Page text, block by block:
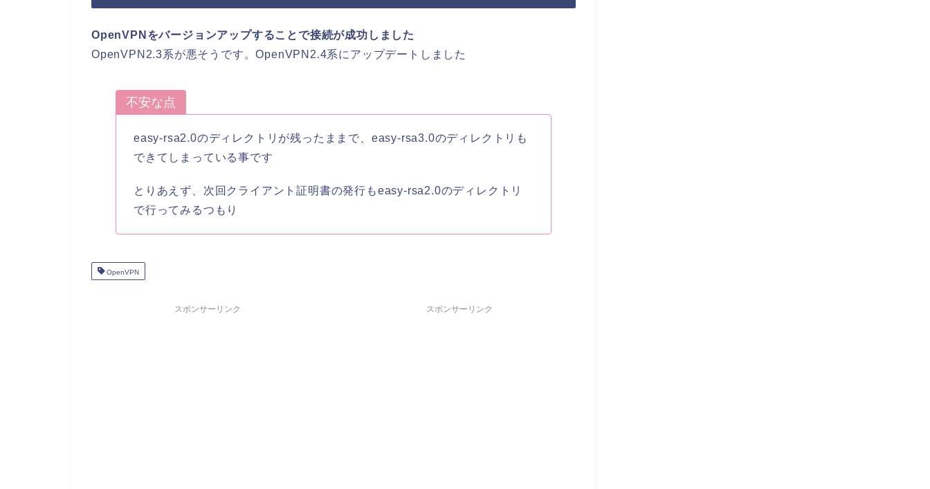
OpenVPNをバージョンアップすることで接続が成功しました
OpenVPN2.3系が悪そうです。OpenVPN2.4系にアップデートしました
不安な点
easy-rsa2.0のディレクトリが残ったままで、easy-rsa3.0のディレクトリも
できてしまっている事です
とりあえず、次回クライアント証明書の発行もeasy-rsa2.0のディレクトリ
で行ってみるつもり
OpenVPN
スポンサーリンク スポンサーリンク